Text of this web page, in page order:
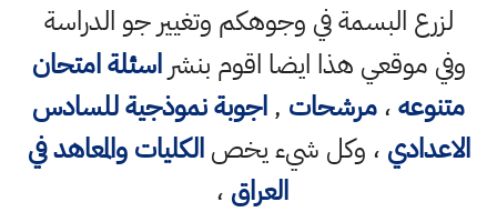
لزرع البسمة في وجوهكم وتغيير جو الدراسة
وفي موقعي هذا ايضا اقوم بنشراسئلة امتحان
متنوعه،مرشحات ,اجوبة نموذجية للسادس
الاعدادي ، وكل شيء يخصالكليات والمعاهد في
العراق ،